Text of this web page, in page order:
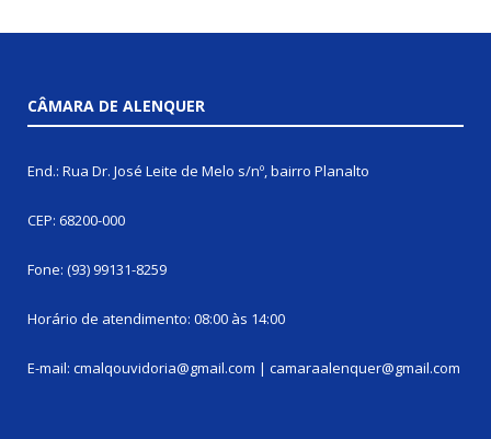
CÂMARA DE ALENQUER
End.: Rua Dr. José Leite de Melo s/nº, bairro Planalto
CEP: 68200-000
Fone: (93) 99131-8259
Horário de atendimento: 08:00 às 14:00
E-mail: cmalqouvidoria@gmail.com | camaraalenquer@gmail.com